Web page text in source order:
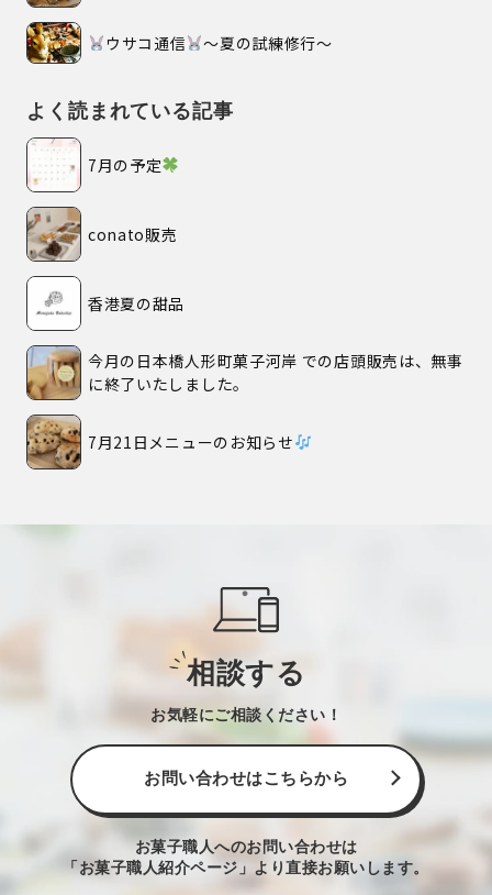
ウサコ通信 〜夏の試練修行〜
よく読まれている記事
7月の予定
conato販売
香港夏の甜品
今月の日本橋人形町菓子河岸 での店頭販売は、無事
に終了いたしました。
7月21日メニューのお知らせ
相談する
お気軽にご相談ください！
お問い合わせはこちらから
お菓子職人へのお問い合わせは
「お菓子職人紹介ページ」より直接お願いします。